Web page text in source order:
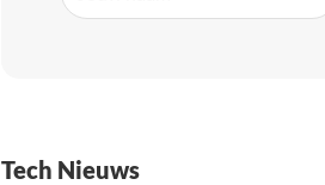
Tech Nieuws